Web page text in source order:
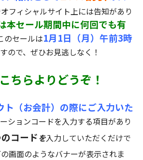
フィシャルサイト上には告知があり
本セール期間中に何回でも有
のセールは1月1日（月）午前3時
ので、ぜひお見逃しなく！
こちらよりどうぞ！
（お会計）の際にご入力いた
ションコードを入力する項目があり
コードを入力していただくだけで
画面のようなバナーが表示されま